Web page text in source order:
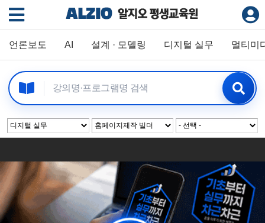
언론보도 AI 설계 · 모델링 디지털 실무 멀티미